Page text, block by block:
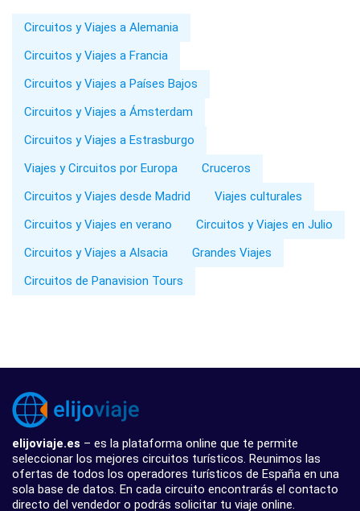
Circuitos y Viajes a Alemania
Circuitos y Viajes a Francia
Circuitos y Viajes a Países Bajos
Circuitos y Viajes a Ámsterdam
Circuitos y Viajes a Estrasburgo
Viajes y Circuitos por Europa
Cruceros
Circuitos y Viajes desde Madrid
Viajes culturales
Circuitos y Viajes en verano
Circuitos y Viajes en Julio
Circuitos y Viajes a Alsacia
Grandes Viajes
Circuitos de Panavision Tours
elijoviaje.es – es la plataforma online que te permite
seleccionar los mejores circuitos turísticos. Reunimos las
ofertas de todos los operadores turísticos de España en una
sola base de datos. En cada circuito encontrarás el contacto
directo del vendedor o podrás solicitar tu viaje online.